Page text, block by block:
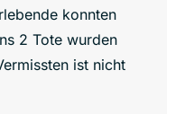
konnten
2 Tote wurden
ist nicht